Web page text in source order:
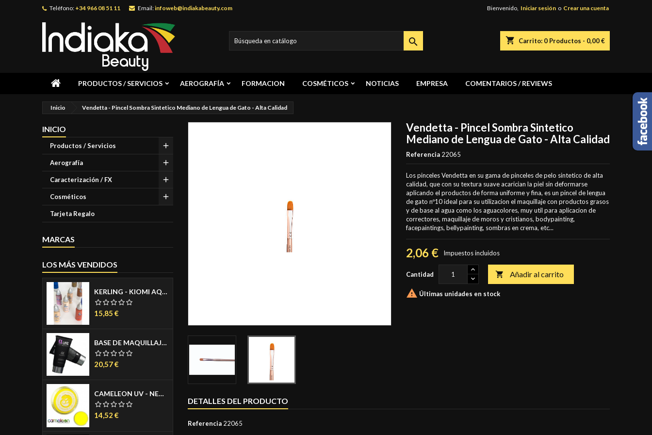
Teléfono: +34 966 08 51 11 Email:infoweb@indiakabeauty.com Bienvenido, Iniciar sesión o Crear una cuenta
shopping_cart Carrito: 0 Productos - 0,00 €

PRODUCTOS / SERVICIOS AEROGRAFÍA FORMACION COSMÉTICOS NOTICIAS EMPRESA COMENTARIOS / REVIEWS
Inicio Vendetta - Pincel Sombra Sintetico Mediano de Lengua de Gato - Alta Calidad
INICIO
Productos / Servicios
Aerografía
Caracterización / FX
Cosméticos
Tarjeta Regalo
MARCAS
LOS MÁS VENDIDOS
KERLING - KIOMI AQUACREAM PARA AEROGRAFO - AIRBRUSH MAKE UP - MAQUILLAJE PARA AEROGRAFO - COLORES PIEL MATE 30ML
Precio
15,85 €
BASE DE MAQUILLAJE LIQUIDA - 4K FOUNDATION 30 ML.
Precio
20,57 €
CAMELEON UV - NEON AGUACOLOR PASTILLA 32 GR.
Precio
14,52 €
Vendetta - Pincel Sombra Sintetico
Mediano de Lengua de Gato - Alta Calidad
Referencia 22065
Los pinceles Vendetta en su gama de pinceles de pelo sintetico de alta
calidad, que con su textura suave acarician la piel sin deformarse
aplicando el productos de forma uniforme y fina, es un pincel de lengua
de gato nº10 ideal para su utilizacion el maquillaje con productos grasos
y de base al agua como los aguacolores, muy util para aplicacion de
correctores, maquillaje de moros y cristianos, bodypainting,
facepaintings, bellypainting, sombras en crema, etc...
2,06 € Impuestos incluidos
Cantidad  Añadir al carrito
 Últimas unidades en stock
DETALLES DEL PRODUCTO
Referencia 22065